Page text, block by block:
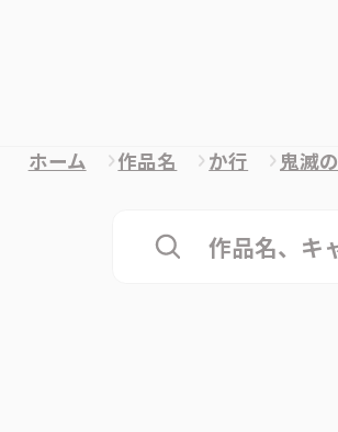
ホーム 作品名 か行 鬼滅